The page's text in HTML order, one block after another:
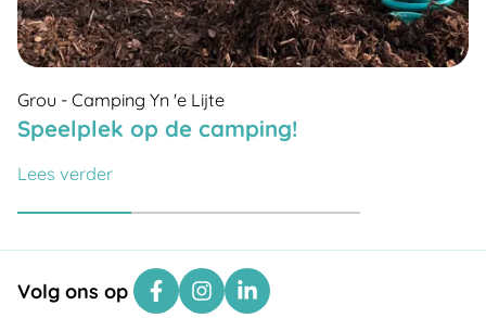
Grou - Camping Yn 'e Lijte
Speelplek op de camping!
Lees verder
Volg ons op